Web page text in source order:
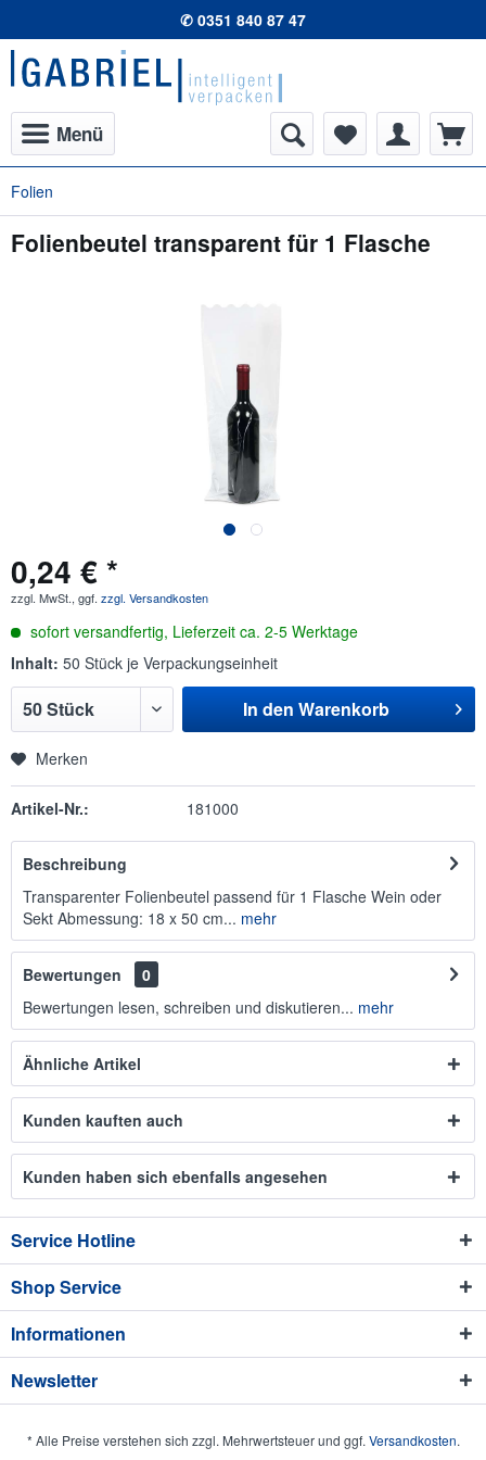
✆ 0351 840 87 47
Menü
Folien
Folienbeutel transparent für 1 Flasche
0,24 € *
zzgl. MwSt., ggf. zzgl. Versandkosten
sofort versandfertig, Lieferzeit ca. 2-5 Werktage
Inhalt: 50 Stück je Verpackungseinheit
In den Warenkorb
Merken
Artikel-Nr.: 181000
Beschreibung
Transparenter Folienbeutel passend für 1 Flasche Wein oder
Sekt Abmessung: 18 x 50 cm... mehr
Bewertungen
0
Bewertungen lesen, schreiben und diskutieren... mehr
Ähnliche Artikel
Kunden kauften auch
Kunden haben sich ebenfalls angesehen
Service Hotline
Shop Service
Informationen
Newsletter
* Alle Preise verstehen sich zzgl. Mehrwertsteuer und ggf. Versandkosten.